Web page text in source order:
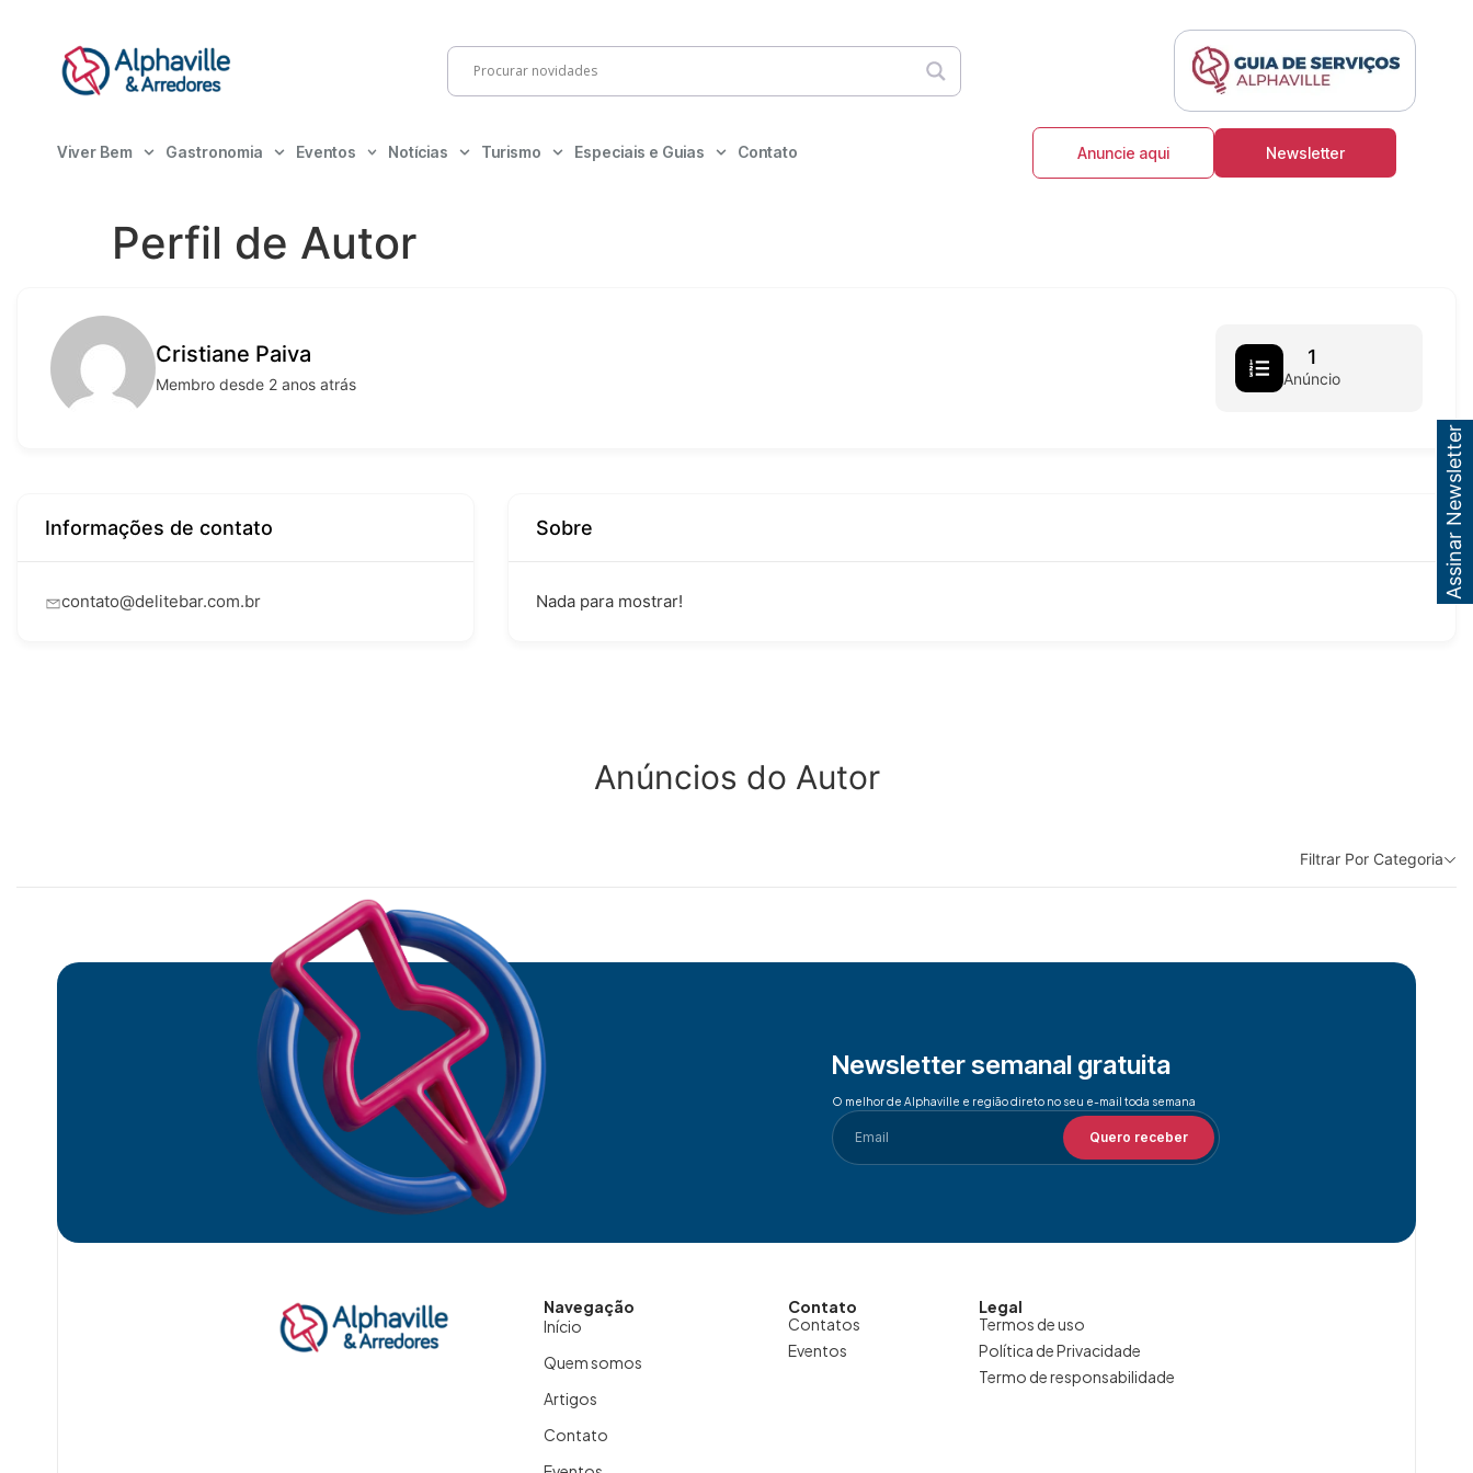
Viver Bem Gastronomia Eventos Notícias Turismo Especiais e Guias Contato Anuncie aqui Newsletter
Perfil de Autor
Cristiane Paiva
Membro desde 2 anos atrás
1
Anúncio
Informações de contato
contato@delitebar.com.br
Sobre
Nada para mostrar!
Anúncios do Autor
Filtrar Por Categoria
Newsletter semanal gratuita
O melhor de Alphaville e região direto no seu e-mail toda semana
Quero receber
Navegação
Início
Quem somos
Artigos
Contato
Contato
Contatos
Eventos
Legal
Termos de uso
Política de Privacidade
Termo de responsabilidade
Assinar Newsletter